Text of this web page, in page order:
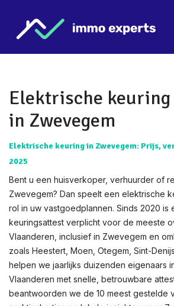
Elektrische keuring
in Zwevegem
Elektrische keuring in Zwevegem: Prijs,
2025
Bent u een huisverkoper, verhuurder of
Zwevegem? Dan speelt een elektrische
rol in uw vastgoedplannen. Sinds 2020 is
keuringsattest verplicht voor de meeste
Vlaanderen, inclusief in Zwevegem en
zoals Heestert, Moen, Otegem, Sint-
helpen we jaarlijks duizenden eigenaars
Vlaanderen met snelle, betrouwbare
beantwoorden we de 10 meest gestelde